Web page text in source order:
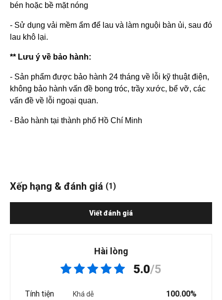
bén hoặc bề mặt nóng
- Sử dụng vải mềm ẩm để lau và làm nguội bàn ủi, sau đó
lau khô lại.
** Lưu ý về bảo hành:
- Sản phẩm được bảo hành 24 tháng về lỗi kỹ thuật điện,
không bảo hành vấn đề bong tróc, trầy xước, bể vỡ, các
vấn đề về lỗi ngoại quan.
- Bảo hành tại thành phố Hồ Chí Minh
Xếp hạng & đánh giá (1)
Viết đánh giá
Hài lòng
5.0/5
Tính tiện
Khá dễ 100.00%